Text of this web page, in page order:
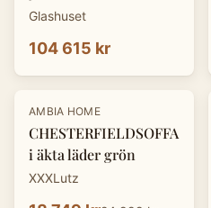
Glashuset
104 615 kr
-25 %
AMBIA HOME
CHESTERFIELDSOFFA
i äkta läder grön
XXXLutz